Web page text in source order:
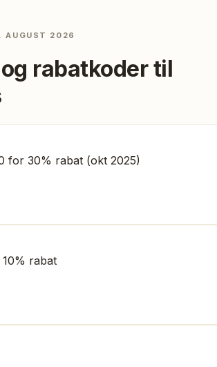
AUGUST 2026
rabatkoder til
for 30% rabat (okt 2025)
rabat